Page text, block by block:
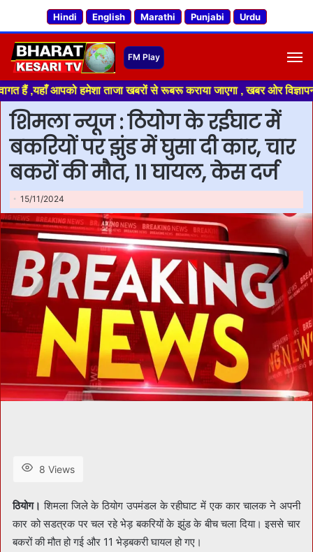
Hindi English Marathi Punjabi Urdu
आपको हमेशा ताजा खबरों से रूबरू कराया जाएगा , खबर ओर विज्ञापन के
​शिमला न्यूज : ठियोग के रईघाट में
बकरियों पर झुंड में घुसा दी कार, चार
बकरों की मौत, 11 घायल, केस दर्ज
15/11/2024
8 Views
ठियोग। शिमला जिले के ठियोग उपमंडल के रहीघाट में एक कार चालक ने अपनी
कार को सडत्रक पर चल रहे भेड़ बकरियों के झुंड के बीच चला दिया। इससे चार
बकरों की मौत हो गई और 11 भेड़बकरी घायल हो गए।